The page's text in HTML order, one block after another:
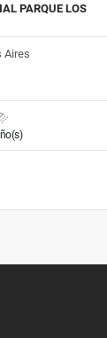
PARQUE LOS
Aires